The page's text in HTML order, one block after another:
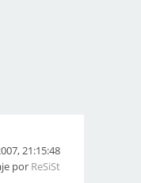
21:15:48
por ReSiSt